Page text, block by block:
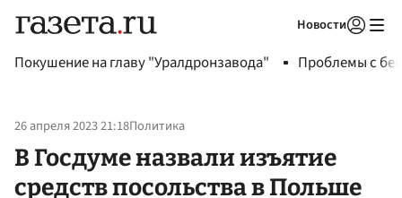
Новости
Покушение на главу "Уралдронзавода" Проблемы с
26 апреля 2023 21:18Политика
В Госдуме назвали изъятие
средств посольства в Польше